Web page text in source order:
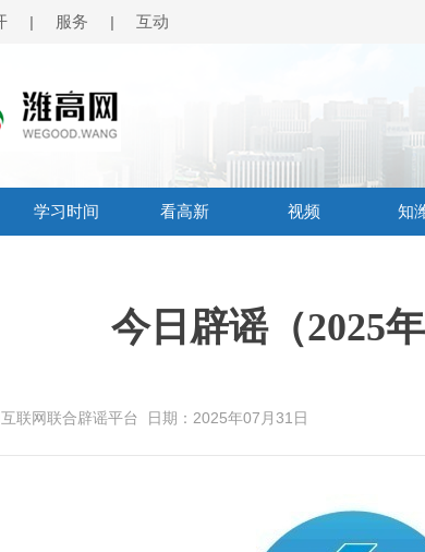
| 服务 | 互动
学习时间 看高新 视频 知
今日辟谣（2025年
联网联合辟谣平台 日期：2025年07月31日